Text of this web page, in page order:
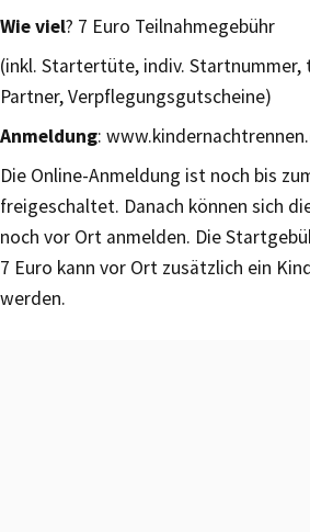
Wie viel? 7 Euro Teilnahmegebühr
(inkl. Startertüte, indiv. Startnummer,
Partner, Verpflegungsgutscheine)
Anmeldung:
Die Online-Anmeldung ist noch bis
freigeschaltet. Danach können sich
noch vor Ort anmelden. Die
7 Euro kann vor Ort zusätzlich ein
werden.